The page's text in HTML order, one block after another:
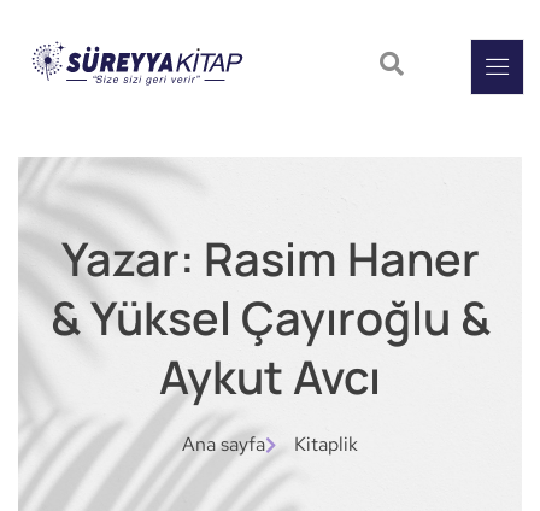
Yazar: Rasim Haner
& Yüksel Çayıroğlu &
Aykut Avcı
Ana sayfa Kitaplik